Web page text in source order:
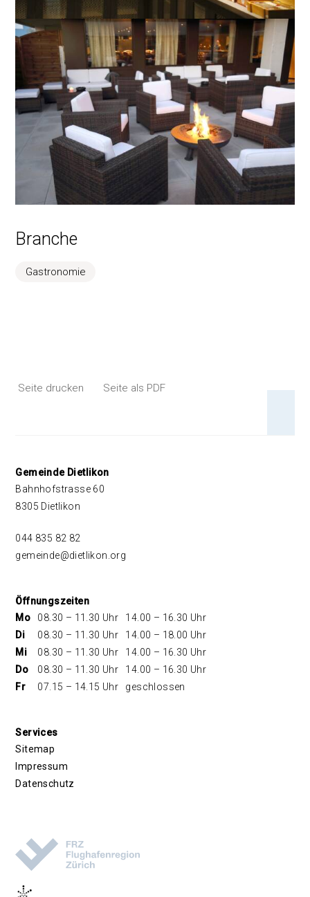
Branche
Gastronomie
Seite drucken Seite als PDF
Footer
Gemeinde Dietlikon
Bahnhofstrasse 60
8305 Dietlikon
044 835 82 82
gemeinde@dietlikon.org
Öffnungszeiten
Mo
08.30 – 11.30 Uhr
14.00 – 16.30 Uhr
Di
08.30 – 11.30 Uhr
14.00 – 18.00 Uhr
Mi
08.30 – 11.30 Uhr
14.00 – 16.30 Uhr
Do
08.30 – 11.30 Uhr
14.00 – 16.30 Uhr
Fr
07.15 – 14.15 Uhr geschlossen
Services
Sitemap
Impressum
Datenschutz